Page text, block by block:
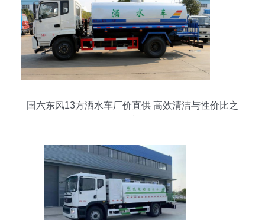
国六东风13方洒水车厂价直供 高效清洁与性价比之